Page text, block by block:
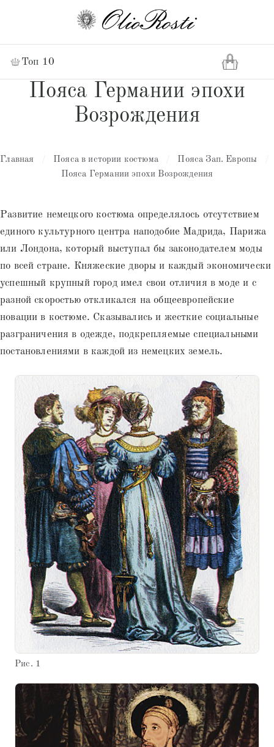
Топ 10
Пояса Германии эпохи
Возрождения
Главная Пояса в истории костюма Пояса Зап. Европы
Пояса Германии эпохи Возрождения
Развитие немецкого костюма определялось отсутствием
единого культурного центра наподобие Мадрида, Парижа
или Лондона, который выступал бы законодателем моды
по всей стране. Княжеские дворы и каждый экономически
успешный крупный город имел свои отличия в моде и с
разной скоростью откликался на общеевропейские
новации в костюме. Сказывались и жесткие социальные
разграничения в одежде, подкрепляемые специальными
постановлениями в каждой из немецких земель.
Рис. 1